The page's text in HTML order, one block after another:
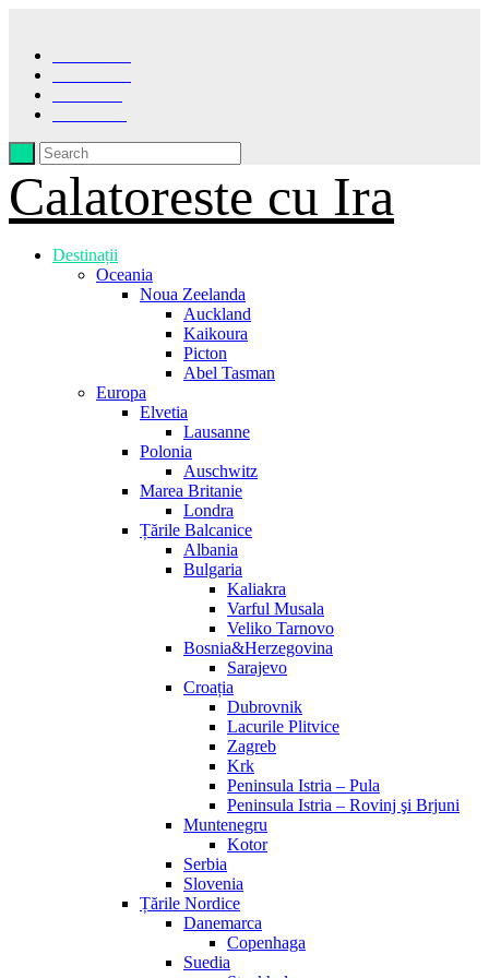
Calatoreste cu Ira
Destinații
Oceania
Noua Zeelanda
Auckland
Kaikoura
Picton
Abel Tasman
Europa
Elvetia
Lausanne
Polonia
Auschwitz
Marea Britanie
Londra
Țările Balcanice
Albania
Bulgaria
Kaliakra
Varful Musala
Veliko Tarnovo
Bosnia&Herzegovina
Sarajevo
Croația
Dubrovnik
Lacurile Plitvice
Zagreb
Krk
Peninsula Istria – Pula
Peninsula Istria – Rovinj şi Brjuni
Muntenegru
Kotor
Serbia
Slovenia
Țările Nordice
Danemarca
Copenhaga
Suedia